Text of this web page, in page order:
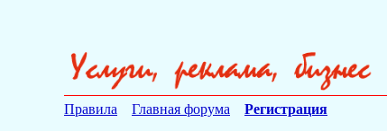
Правила Главная форума Регистрация